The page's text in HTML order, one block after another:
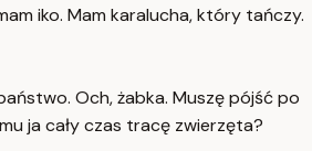
iko. Mam karalucha, który tańczy.
Och, żabka. Muszę pójść po
ja cały czas tracę zwierzęta?